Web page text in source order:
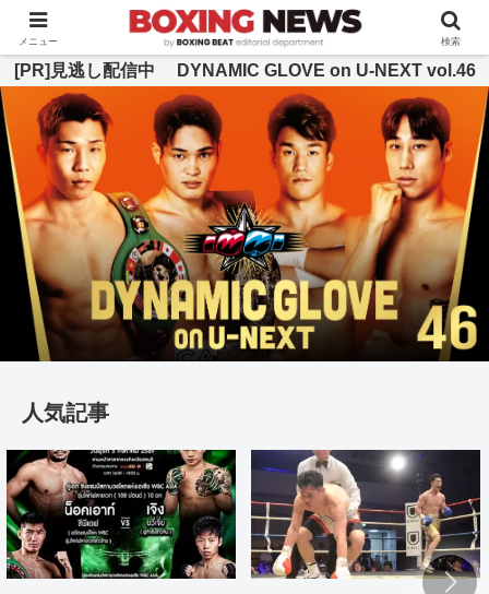
BOXING BEAT [ボクシング・ビート] 公式サイト
[PR]見逃し配信中 DYNAMIC GLOVE on U-NEXT vol.46
人気記事
メニュー 検索